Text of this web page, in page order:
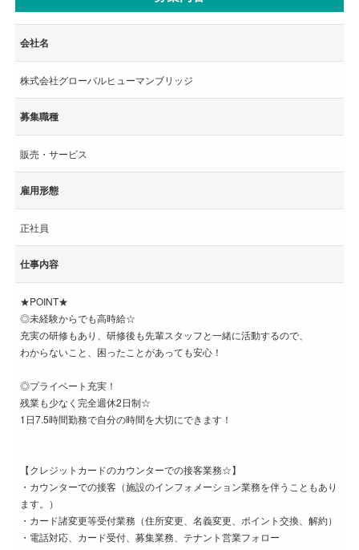
会社名
株式会社グローバルヒューマンブリッジ
募集職種
販売・サービス
雇用形態
正社員
仕事内容
★POINT★
◎未経験からでも高時給☆
充実の研修もあり、研修後も先輩スタッフと一緒に活動するので、
わからないこと、困ったことがあっても安心！
◎プライベート充実！
残業も少なく完全週休2日制☆
1日7.5時間勤務で自分の時間を大切にできます！
【クレジットカードのカウンターでの接客業務☆】
・カウンターでの接客（施設のインフォメーション業務を伴うこともあり
ます。）
・カード諸変更等受付業務（住所変更、名義変更、ポイント交換、解約）
・電話対応、カード受付、募集業務、テナント営業フォロー